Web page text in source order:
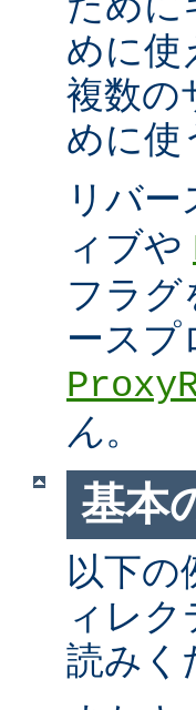
めに使
複数の
めに使
リバ
ィブや
フラグ
ースプ
ん。
基本
以下の
ィレ
読みく